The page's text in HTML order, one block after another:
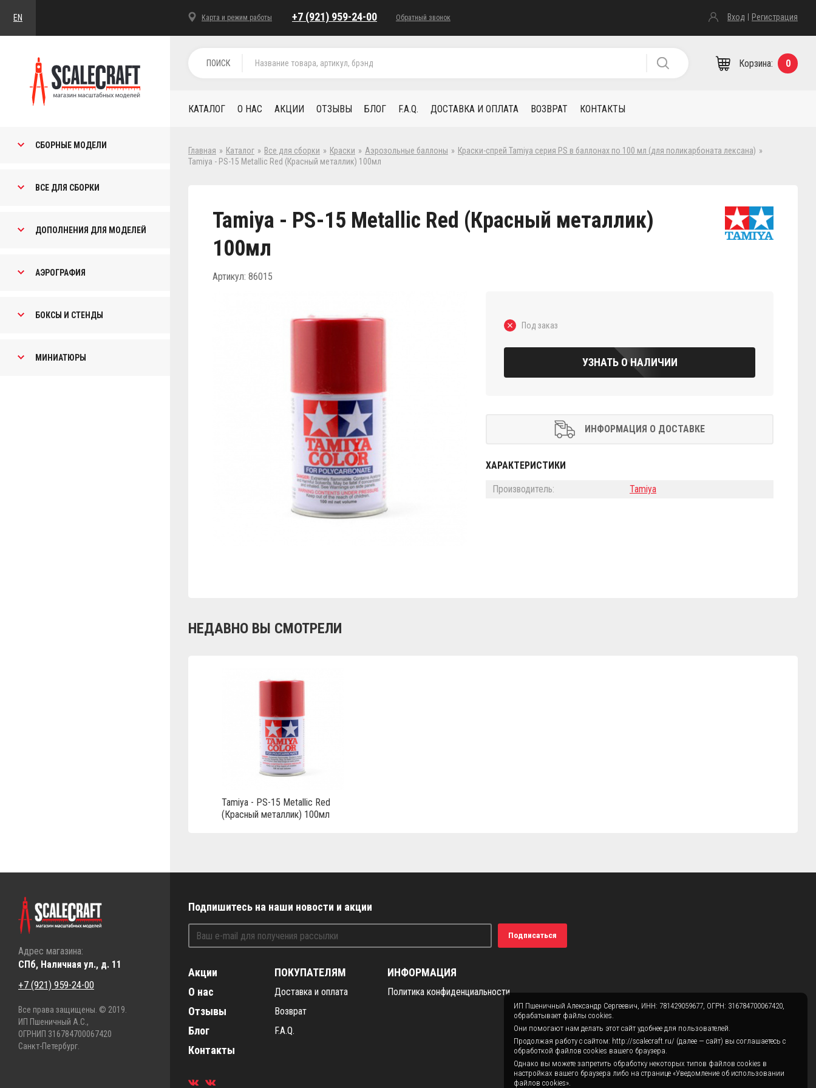
EN Карта и режим работы +7 (921) 959-24-00 Обратный звонок Вход Регистрация
СБОРНЫЕ МОДЕЛИ
ВСЕ ДЛЯ СБОРКИ
ДОПОЛНЕНИЯ ДЛЯ МОДЕЛЕЙ
АЭРОГРАФИЯ
БОКСЫ И СТЕНДЫ
МИНИАТЮРЫ
ПОИСК 0
Корзина:
КАТАЛОГ О НАС АКЦИИ ОТЗЫВЫ БЛОГ F.A.Q. ДОСТАВКА И ОПЛАТА ВОЗВРАТ КОНТАКТЫ
Главная » Каталог » Все для сборки » Краски » Аэрозольные баллоны » Краски-спрей Tamiya серия PS в баллонах по 100 мл (для поликарбоната лексана) »
Tamiya - PS-15 Metallic Red (Красный металлик) 100мл
Tamiya - PS-15 Metallic Red (Красный металлик)
100мл
Артикул: 86015
Под заказ
УЗНАТЬ О НАЛИЧИИ
ИНФОРМАЦИЯ О ДОСТАВКЕ
ХАРАКТЕРИСТИКИ
Производитель: Tamiya
НЕДАВНО ВЫ СМОТРЕЛИ
Tamiya - PS-15 Metallic Red
(Красный металлик) 100мл
Адрес магазина:
СПб, Наличная ул., д. 11
+7 (921) 959-24-00
Все права защищены. © 2019.
ИП Пшеничный А.С.,
ОГРНИП 316784700067420
Санкт-Петербург.
Подпишитесь на наши новости и акции
Подписаться
Акции
О нас
Отзывы
Блог
Контакты
ПОКУПАТЕЛЯМ
Доставка и оплата
Возврат
F.A.Q.
ИНФОРМАЦИЯ
Политика конфиденциальности
ИП Пшеничный Александр Сергеевич, ИНН: 781429059677, ОГРН: 316784700067420,
обрабатывает файлы cookies.
Они помогают нам делать этот сайт удобнее для пользователей.
Продолжая работу с сайтом: http://scalecraft.ru/ (далее — сайт) вы соглашаетесь с
обработкой файлов cookies вашего браузера.
Однако вы можете запретить обработку некоторых типов файлов cookies в
настройках вашего браузера либо на странице «Уведомление об использовании
файлов cookies».